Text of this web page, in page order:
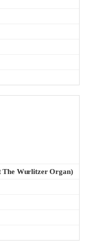
The Wurlitzer Organ)